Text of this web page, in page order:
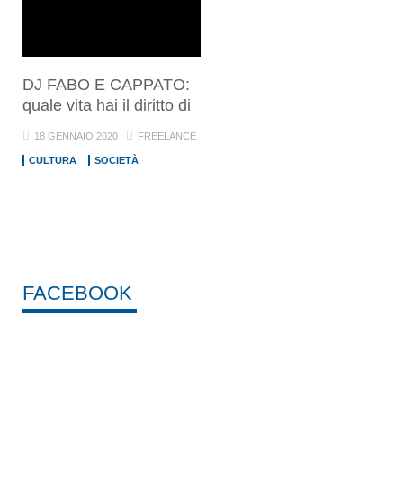
DJ FABO E CAPPATO:
quale vita hai il diritto di
18 GENNAIO 2020 FREELANCE
CULTURA SOCIETÀ
FACEBOOK